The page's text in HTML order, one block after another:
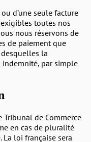
d’une seule facture
toutes nos
nous réservons de
de paiement que
la
indemnité, par simple
de Commerce
en cas de pluralité
La loi française sera